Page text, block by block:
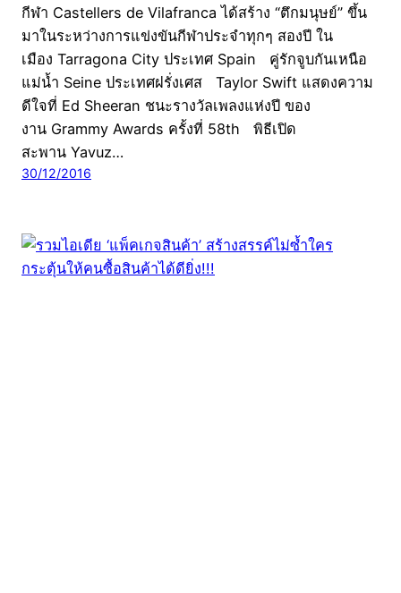
กีฬา Castellers de Vilafranca ได้สร้าง “ตึกมนุษย์” ขึ้น
มาในระหว่างการแข่งขันกีฬาประจำทุกๆ สองปี ใน
เมือง Tarragona City ประเทศ Spain คู่รักจูบกันเหนือ
แม่น้ำ Seine ประเทศฝรั่งเศส Taylor Swift แสดงความ
ดีใจที่ Ed Sheeran ชนะรางวัลเพลงแห่งปี ของ
งาน Grammy Awards ครั้งที่ 58th พิธีเปิด
สะพาน Yavuz…
30/12/2016